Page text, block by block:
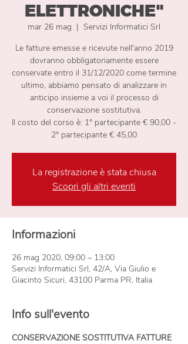
ELETTRONICHE"
mar 26 mag
  |
Servizi Informatici Srl
Le fatture emesse e ricevute nell'anno 2019
dovranno obbligatoriamente essere
conservate entro il 31/12/2020 come termine
ultimo, abbiamo pensato di analizzare in
anticipo insieme a voi il processo di
conservazione sostitutiva.
Il costo del corso è: 1° partecipante € 90,00 -
2° partecipante € 45,00
La registrazione è stata chiusa
Scopri gli altri eventi
Informazioni
26 mag 2020, 09:00 – 13:00
Servizi Informatici Srl, 42/A, Via Giulio e
Giacinto Sicuri, 43100 Parma PR, Italia
Info sull'evento
CONSERVAZIONE SOSTITUTIVA FATTURE